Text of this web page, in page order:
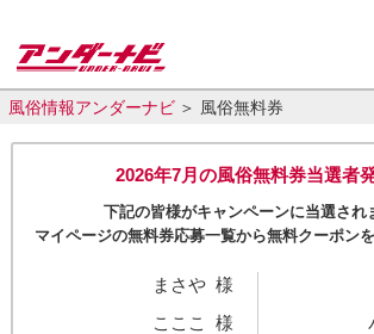
風俗情報アンダーナビ 風俗無料券
2026年7月の風俗無料券当選者
下記の皆様がキャンペーンに当選され
マイページの無料券応募一覧から無料クーポン
まさや 様
こここ
様